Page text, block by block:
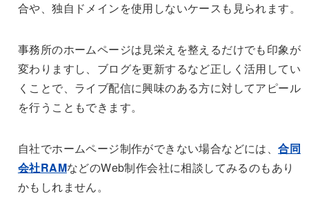
合や、独自ドメインを使用しないケースも見られます。
事務所のホームページは見栄えを整えるだけでも印象が
変わりますし、ブログを更新するなど正しく活用してい
くことで、ライブ配信に興味のある方に対してアピール
を行うこともできます。
自社でホームページ制作ができない場合などには、合同
会社RAMなどのWeb制作会社に相談してみるのもあり
かもしれません。